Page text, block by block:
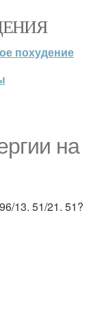
похудение
на
13. 51/21. 51?